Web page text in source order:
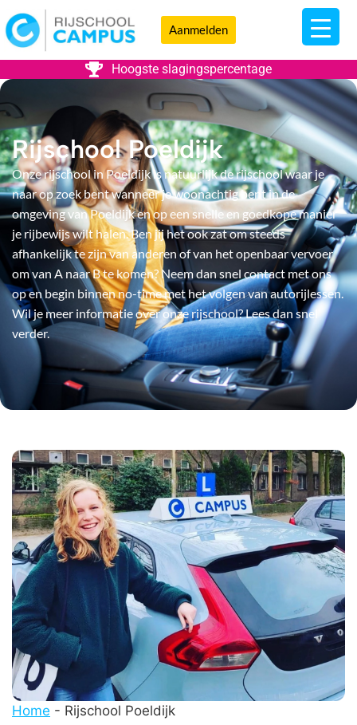
Aanmelden
Hoogste slagingspercentage
Rijschool Poeldijk
Onze rijschool in Poeldijk is natuurlijk de rijschool waar je
naar op zoek bent wanneer je woonachtig bent in de
omgeving van Poeldijk en op een snelle en goedkope manier
je rijbewijs wilt halen. Ben jij het ook zat om steeds
afhankelijk te zijn van anderen of van het openbaar vervoer
om van A naar B te komen? Neem dan snel contact met ons
op en begin binnen no-time met het volgen van autorijlessen.
Wil je meer informatie over onze rijschool? Lees dan snel
verder.
Home - Rijschool Poeldijk